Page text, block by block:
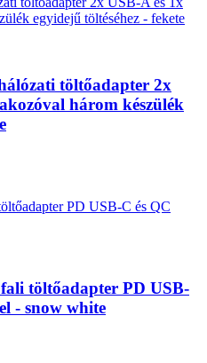
töltőadapter 2x
három készülék
töltőadapter PD USB-
- snow white